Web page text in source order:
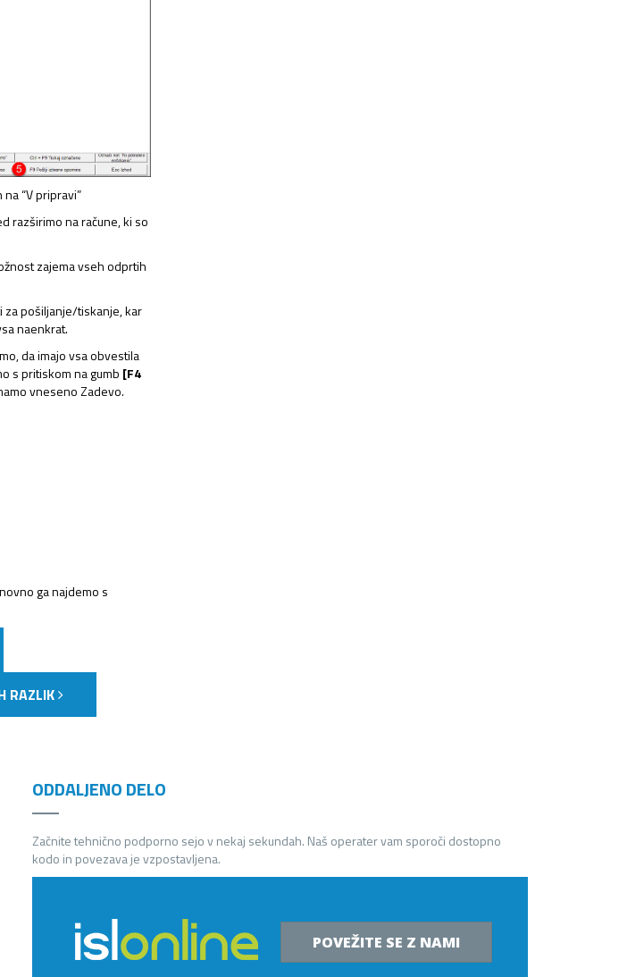
“V pripravi”
razširimo na račune, ki so
zajema vseh odprtih
za pošiljanje/tiskanje, kar
naenkrat.
da imajo vsa obvestila
s pritiskom na gumb [F4
vneseno Zadevo.
ga najdemo s
RAZLIK
ODDALJENO DELO
Začnite tehnično podporno sejo v nekaj sekundah. Naš operater vam sporoči dostopno
kodo in povezava je vzpostavljena.
POVEŽITE SE Z NAMI